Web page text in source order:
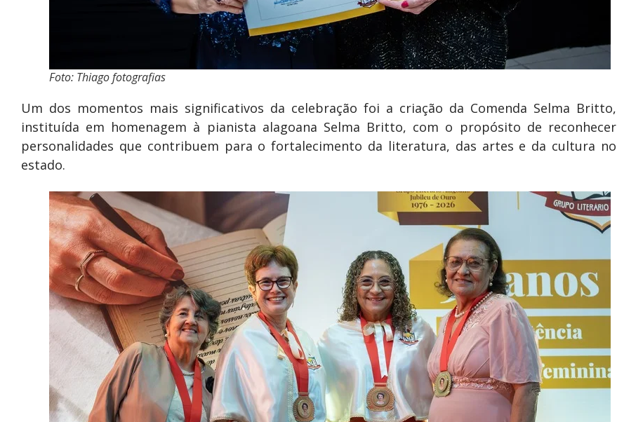
Foto: Thiago fotografias
Um dos momentos mais significativos da celebração foi a criação da Comenda Selma Britto,
instituída em homenagem à pianista alagoana Selma Britto, com o propósito de reconhecer
personalidades que contribuem para o fortalecimento da literatura, das artes e da cultura no
estado.